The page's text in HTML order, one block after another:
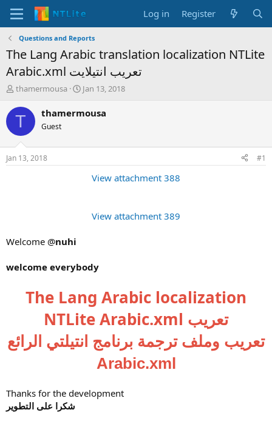
Log in Register
Questions and Reports
The Lang Arabic translation localization NTLite
Arabic.xml تعريب انتيلايت
T
r
e
d
t
thamermousa
S
a
t
Jan 13, 2018
T thamermousa
Guest
Jan 13, 2018 #1
View attachment 388
View attachment 389
Welcome @nuhi
welcome everybody
The Lang Arabic localization
NTLite Arabic.xml تعريب
تعريب وملف ترجمة برنامج انتيلتي الرائع
Arabic.xml
Thanks for the development
شكرا على التطوير